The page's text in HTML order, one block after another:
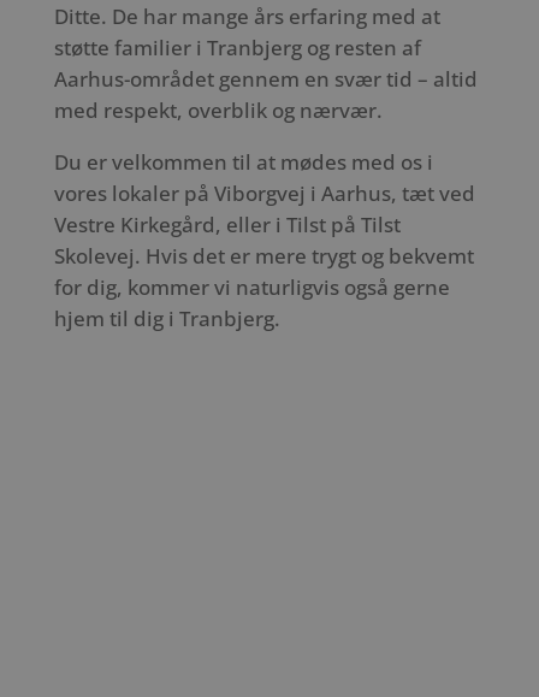
Ditte. De har mange års erfaring med at
støtte familier i Tranbjerg og resten af
Aarhus-området gennem en svær tid – altid
med respekt, overblik og nærvær.
Du er velkommen til at mødes med os i
vores lokaler på Viborgvej i Aarhus, tæt ved
Vestre Kirkegård, eller i Tilst på Tilst
Skolevej. Hvis det er mere trygt og bekvemt
for dig, kommer vi naturligvis også gerne
hjem til dig i Tranbjerg.